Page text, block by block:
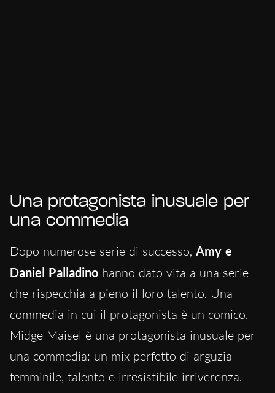
Una protagonista inusuale per
una commedia
Dopo numerose serie di successo, Amy e
Daniel Palladino hanno dato vita a una serie
che rispecchia a pieno il loro talento. Una
commedia in cui il protagonista è un comico.
Midge Maisel è una protagonista inusuale per
una commedia: un mix perfetto di arguzia
femminile, talento e irresistibile irriverenza.